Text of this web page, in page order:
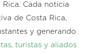
Rica. Cada noticia
de Costa Rica,
y generando
turistas y aliados